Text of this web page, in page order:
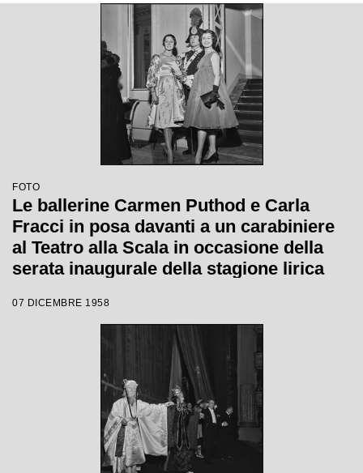
FOTO
Le ballerine Carmen Puthod e Carla
Fracci in posa davanti a un carabiniere
al Teatro alla Scala in occasione della
serata inaugurale della stagione lirica
Giacomo Puccini, diretta da Antonino
Votto con la regia di Margherita
07 DICEMBRE 1958